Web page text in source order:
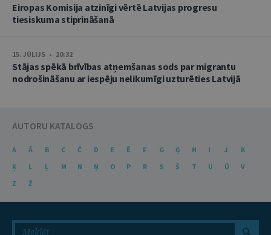
Eiropas Komisija atzinīgi vērtē Latvijas progresu
tiesiskuma stiprināšanā
15. JŪLIJS • 10:32
Stājas spēkā brīvības atņemšanas sods par migrantu
nodrošināšanu ar iespēju nelikumīgi uzturēties Latvijā
AUTORU KATALOGS
A Ā B C Č D E Ē F G Ģ H I J
K
Ķ
L Ļ M N Ņ O P R S Š T U Ū
V
Z
Ž